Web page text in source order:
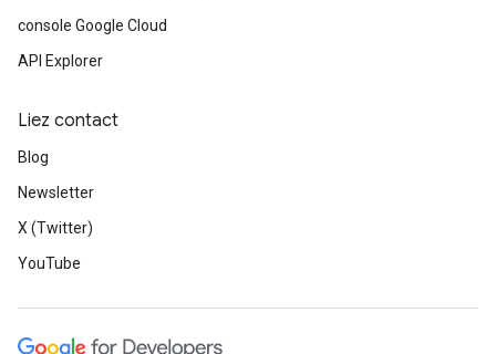
console Google Cloud
API Explorer
Liez contact
Blog
Newsletter
X (Twitter)
YouTube